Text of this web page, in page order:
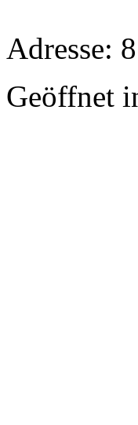
Adresse:
Geöffnet